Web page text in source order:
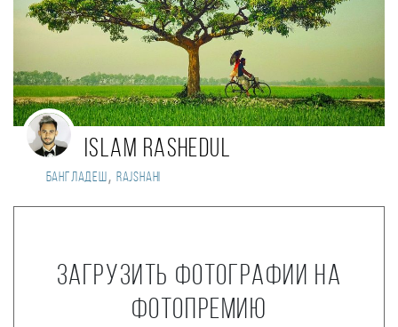
islam Rashedul
Бангладеш , Rajshahi
Загрузить фотографии на
фотопремию